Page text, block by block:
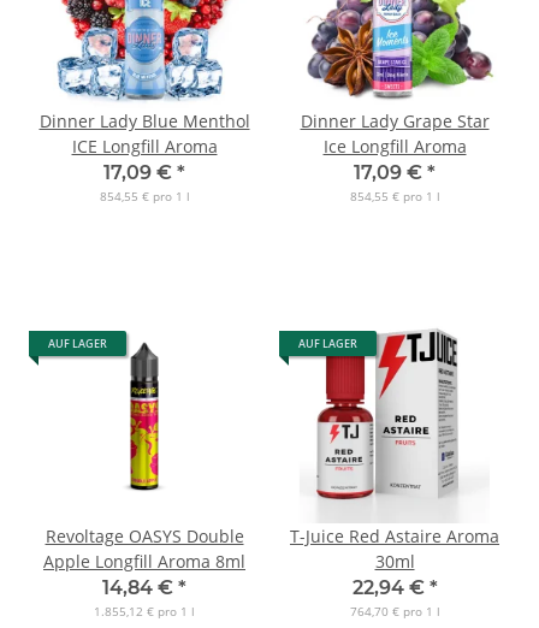
Dinner Lady Blue Menthol
ICE Longfill Aroma
17,09 € *
854,55 € pro 1 l
Dinner Lady Grape Star
Ice Longfill Aroma
17,09 € *
854,55 € pro 1 l
AUF LAGER
Revoltage OASYS Double
Apple Longfill Aroma 8ml
14,84 € *
1.855,12 € pro 1 l
AUF LAGER
T-Juice Red Astaire Aroma
30ml
22,94 € *
764,70 € pro 1 l